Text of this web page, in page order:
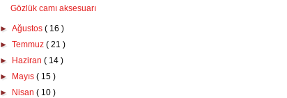
Gözlük camı aksesuarı
►Ağustos( 16 )
►Temmuz( 21 )
►
Haziran( 14 )
►
Mayıs( 15 )
►
Nisan( 10 )